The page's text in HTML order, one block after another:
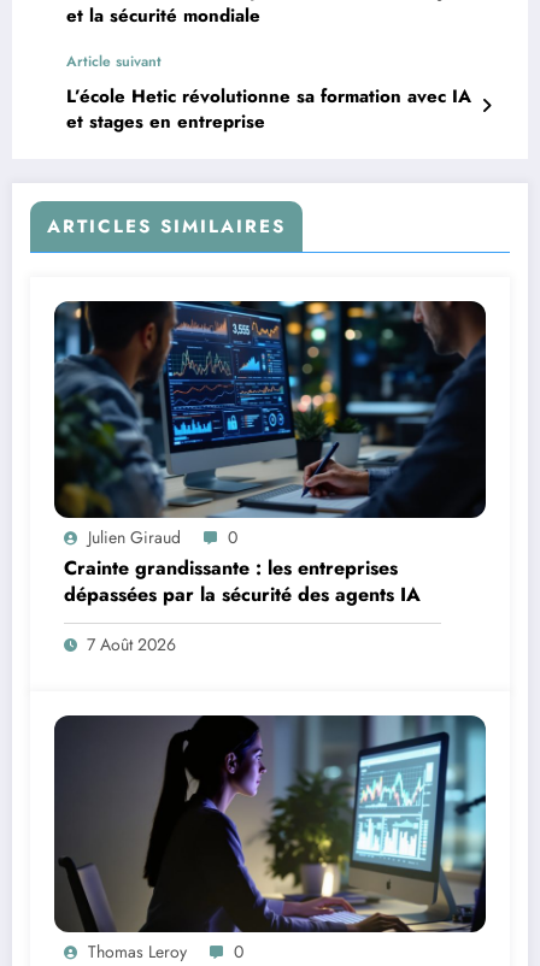
et la sécurité mondiale
Article suivant
L’école Hetic révolutionne sa formation avec IA
et stages en entreprise
ARTICLES SIMILAIRES
Julien Giraud 0
Crainte grandissante : les entreprises
dépassées par la sécurité des agents IA
7 Août 2026
Thomas Leroy 0